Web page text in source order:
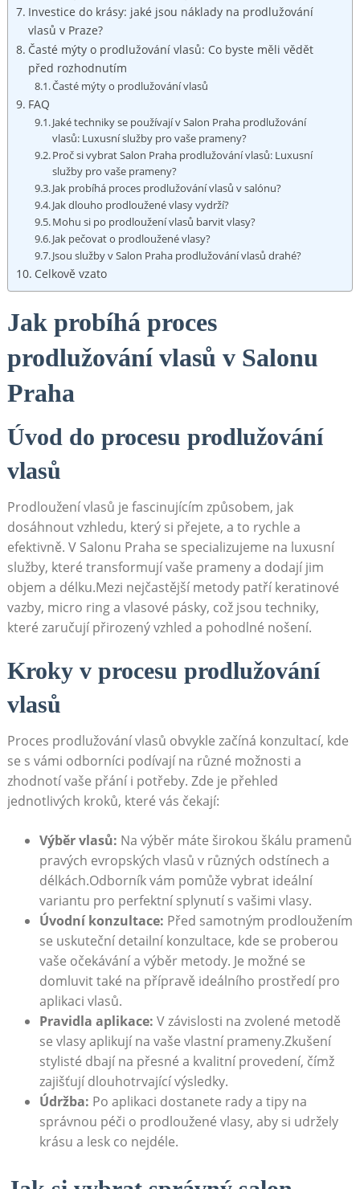
Investice do krásy: jaké jsou náklady na prodlužování
vlasů v Praze?
Časté mýty o prodlužování vlasů: Co byste měli vědět
před rozhodnutím
Časté mýty o prodlužování vlasů
FAQ
Jaké techniky se používají v Salon Praha prodlužování
vlasů: Luxusní služby pro vaše prameny?
Proč si vybrat Salon Praha prodlužování vlasů: Luxusní
služby pro vaše prameny?
Jak probíhá proces prodlužování vlasů v salónu?
Jak dlouho prodloužené vlasy vydrží?
Mohu si po prodloužení vlasů barvit vlasy?
Jak pečovat o prodloužené vlasy?
Jsou služby v Salon Praha prodlužování vlasů drahé?
Celkově vzato
Jak probíhá proces
prodlužování vlasů v Salonu
Praha
Úvod do procesu prodlužování
vlasů
Prodloužení vlasů je fascinujícím způsobem, jak
dosáhnout vzhledu, který si přejete, a to rychle a
efektivně. V Salonu Praha se specializujeme na luxusní
služby, které transformují vaše prameny a dodají jim
objem a délku.Mezi nejčastější metody patří keratinové
vazby, micro ring a vlasové pásky, což jsou techniky,
které zaručují přirozený vzhled a pohodlné nošení.
Kroky v procesu prodlužování
vlasů
Proces prodlužování vlasů obvykle začíná konzultací, kde
se s vámi odborníci podívají na různé možnosti a
zhodnotí vaše přání i potřeby. Zde je přehled
jednotlivých kroků, které vás čekají:
Výběr vlasů: Na výběr máte širokou škálu pramenů
pravých evropských vlasů v různých odstínech a
délkách.Odborník vám pomůže vybrat ideální
variantu pro perfektní splynutí s vašimi vlasy.
Úvodní konzultace: Před samotným prodloužením
se uskuteční detailní konzultace, kde se proberou
vaše očekávání a výběr metody. Je možné se
domluvit také na přípravě ideálního prostředí pro
aplikaci vlasů.
Pravidla aplikace: V závislosti na zvolené metodě
se vlasy aplikují na vaše vlastní prameny.Zkušení
stylisté dbají na přesné a kvalitní provedení, čímž
zajišťují dlouhotrvající výsledky.
Údržba: Po aplikaci dostanete rady a tipy na
správnou péči o prodloužené vlasy, aby si udržely
krásu a lesk co nejdéle.